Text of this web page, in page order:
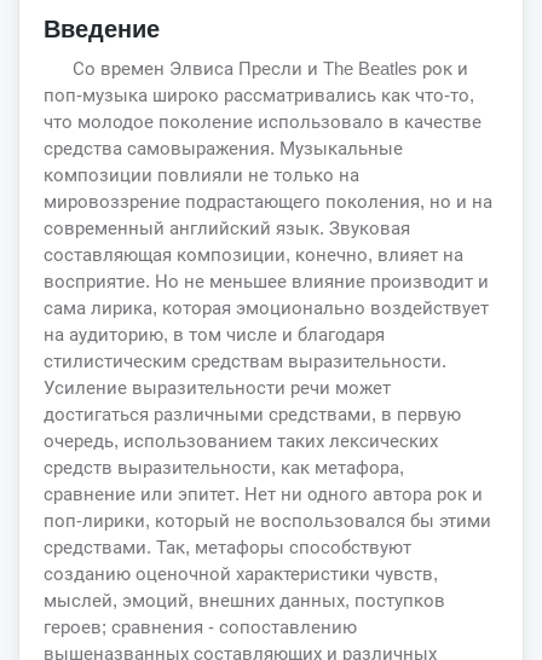
Введение
Со времен Элвиса Пресли и The Beatles рок и
поп-музыка широко рассматривались как что-то,
что молодое поколение использовало в качестве
средства самовыражения. Музыкальные
композиции повлияли не только на
мировоззрение подрастающего поколения, но и на
современный английский язык. Звуковая
составляющая композиции, конечно, влияет на
восприятие. Но не меньшее влияние производит и
сама лирика, которая эмоционально воздействует
на аудиторию, в том числе и благодаря
стилистическим средствам выразительности.
Усиление выразительности речи может
достигаться различными средствами, в первую
очередь, использованием таких лексических
средств выразительности, как метафора,
сравнение или эпитет. Нет ни одного автора рок и
поп-лирики, который не воспользовался бы этими
средствами. Так, метафоры способствуют
созданию оценочной характеристики чувств,
мыслей, эмоций, внешних данных, поступков
героев; сравнения - сопоставлению
вышеназванных составляющих и различных